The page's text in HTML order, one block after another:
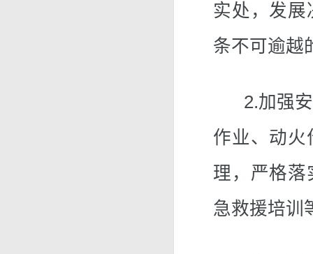
实处，发展
条不可逾越
2.加强安
作业、动火
理，严格落
急救援培训